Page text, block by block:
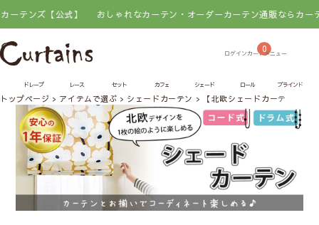
【公式】 おしゃれなカーテン・オーダーカーテン通販ならカーテンズ
0
ドレープ レース セット カフェ シェード ロール ブラインド
トップページ アイテムで選ぶ シェードカーテン 【北欧シェードカーテン】ラ